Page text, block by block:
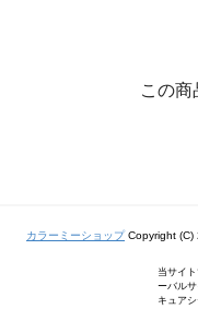
この
カラーミーショップCopyright (C)
当サイ
ーバル
キュア